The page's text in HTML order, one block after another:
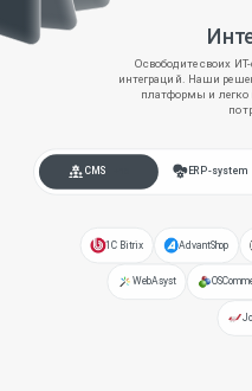
Освободите своих
интеграций. Наши
платформы и легко
CMS ERP-system
1C Bitrix AdvantShop
WebAsyst